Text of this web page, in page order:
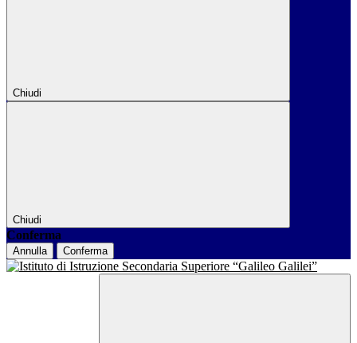
Chiudi
Chiudi
Conferma
Annulla Conferma